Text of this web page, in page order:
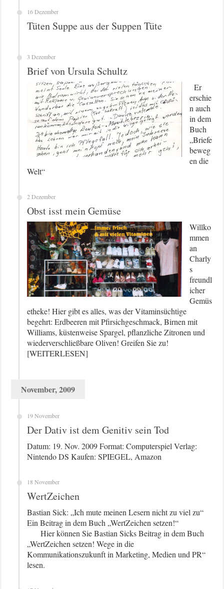
16 Dezember
Tüten Suppe aus der Suppen Tüte
3 Dezember
Brief von Ursula Schultz
Er
erschie
n auch
in dem
Buch
„Briefe
beweg
en die
Welt“
2 Dezember
Obst isst mein Gemüse
Willko
mmen
an
Charly
s
freundl
icher
Gemüs
etheke! Hier gibt es alles, was der Vitaminsüchtige
begehrt: Erdbeeren mit Pfirsichgeschmack, Birnen mit
Williams, küstenweise Spargel, pflanzliche Zitronen und
wiederverschließbare Oliven! Greifen Sie zu!
[WEITERLESEN]
November, 2009
19 November
Der Dativ ist dem Genitiv sein Tod
Datum: 19. Nov. 2009 Format: Computerspiel Verlag:
Nintendo DS Kaufen: SPIEGEL, Amazon
18 November
WertZeichen
Bastian Sick: „Ich mute meinen Lesern nicht zu viel zu“
Ein Beitrag in dem Buch „WertZeichen setzen!“
Hier können Sie Bastian Sicks Beitrag in dem Buch
„WertZeichen setzen! Wege in die
Kommunikationszukunft in Marketing, Medien und PR“
lesen.